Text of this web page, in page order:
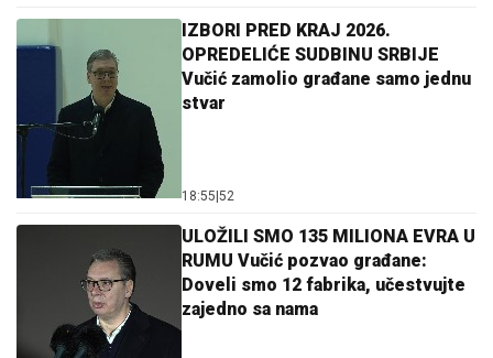
IZBORI PRED KRAJ 2026.
OPREDELIĆE SUDBINU SRBIJE
Vučić zamolio građane samo jednu
stvar
18:55|52
ULOŽILI SMO 135 MILIONA EVRA U
RUMU Vučić pozvao građane:
Doveli smo 12 fabrika, učestvujte
zajedno sa nama